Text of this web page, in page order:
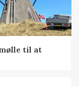
til at